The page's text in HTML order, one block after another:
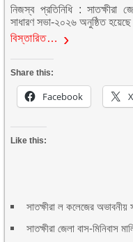
নিজস্ব প্রতিনিধি : সাতক্ষীরা
সাধারণ সভা-২০২৬ অনুষ্ঠিত
বিস্তারিত…
Share this:
Facebook X
Like this:
সাতক্ষীরা ল কলেজের অভাবনীয়
সাতক্ষীরা জেলা বাস-মিনিবাস